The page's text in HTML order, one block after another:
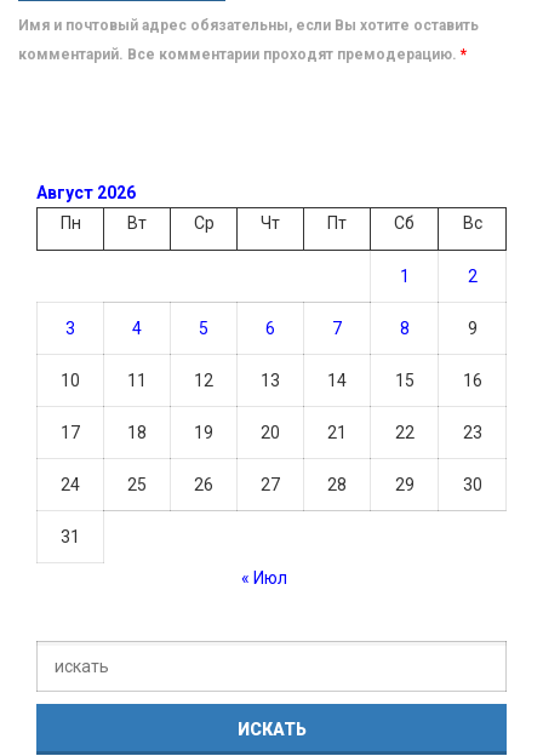
Имя и почтовый адрес обязательны, если Вы хотите оставить
комментарий. Все комментарии проходят премодерацию. *
Август 2026
Пн
Вт Ср Чт Пт Сб Вс
1 2
3 4 5 6 7 8 9
10 11 12 13 14 15 16
17 18 19 20 21 22 23
24 25 26 27 28 29 30
31
« Июл